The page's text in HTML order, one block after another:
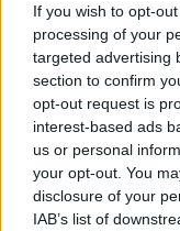
If you wish to opt-
processing of your
targeted advertising
section to confirm
opt-out request is
interest-based ads
us or personal
your opt-out. You
disclosure of your
IAB’s list of
“Šausmās
veikalā
pie bulciņu